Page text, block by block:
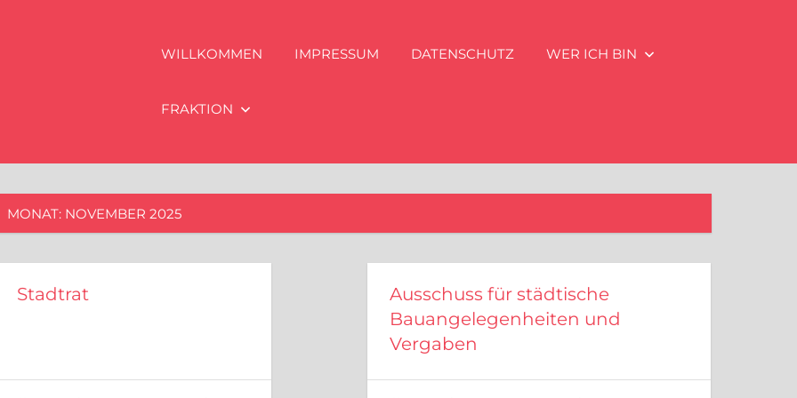
WILLKOMMEN IMPRESSUM DATENSCHUTZ WER ICH BIN
FRAKTION
MONAT: NOVEMBER 2025
Stadtrat
Ausschuss für städtische
Bauangelegenheiten und
Vergaben